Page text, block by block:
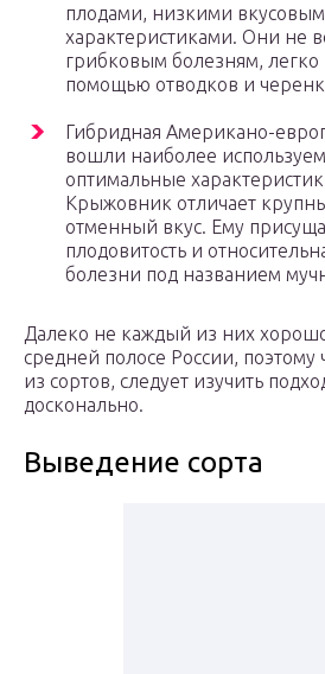
плодами, низкими
характеристиками. Они не
грибковым болезням, легко
помощью отводков и
Гибридная Американо-
вошли наиболее
оптимальные
Крыжовник отличает
отменный вкус. Ему
плодовитость и
болезни под названием
Далеко не каждый из них
средней полосе России,
из сортов, следует изучить
досконально.
Выведение сорта